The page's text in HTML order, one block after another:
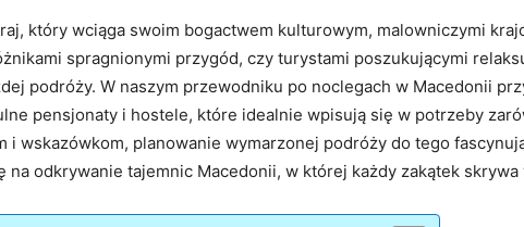
który wciąga swoim bogactwem kulturowym, malowniczymi​
spragnionymi przygód, czy turystami poszukującymi‌
podróży. W naszym ‍przewodniku ‍po noclegach w Macedonii‍
​pensjonaty i hostele,⁢ które idealnie wpisują⁣ się ‌w potrzeby
i wskazówkom, planowanie wymarzonej podróży do tego
na odkrywanie tajemnic⁤ Macedonii, w której każdy ⁢zakątek